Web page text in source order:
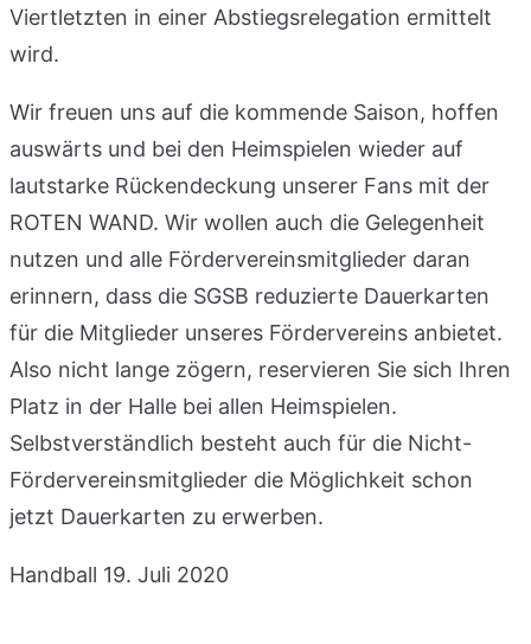
Viertletzten in einer Abstiegsrelegation ermittelt
wird.
Wir freuen uns auf die kommende Saison, hoffen
auswärts und bei den Heimspielen wieder auf
lautstarke Rückendeckung unserer Fans mit der
ROTEN WAND. Wir wollen auch die Gelegenheit
nutzen und alle Fördervereinsmitglieder daran
erinnern, dass die SGSB reduzierte Dauerkarten
für die Mitglieder unseres Fördervereins anbietet.
Also nicht lange zögern, reservieren Sie sich Ihren
Platz in der Halle bei allen Heimspielen.
Selbstverständlich besteht auch für die Nicht-
Fördervereinsmitglieder die Möglichkeit schon
jetzt Dauerkarten zu erwerben.
Handball 19. Juli 2020